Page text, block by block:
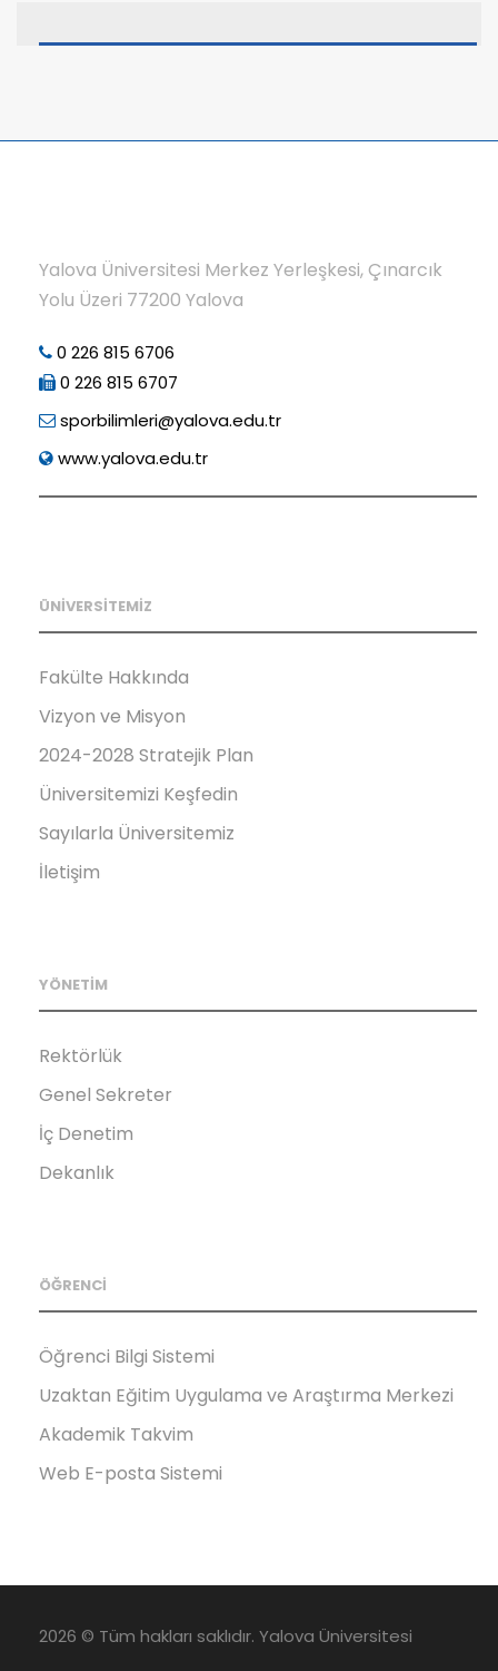
Yalova Üniversitesi Merkez Yerleşkesi, Çınarcık
Yolu Üzeri 77200 Yalova
0 226 815 6706
0 226 815 6707
sporbilimleri@yalova.edu.tr
www.yalova.edu.tr
ÜNİVERSİTEMİZ
Fakülte Hakkında
Vizyon ve Misyon
2024-2028 Stratejik Plan
Üniversitemizi Keşfedin
Sayılarla Üniversitemiz
İletişim
YÖNETİM
Rektörlük
Genel Sekreter
İç Denetim
Dekanlık
ÖĞRENCİ
Öğrenci Bilgi Sistemi
Uzaktan Eğitim Uygulama ve Araştırma Merkezi
Akademik Takvim
Web E-posta Sistemi
2026 © Tüm hakları saklıdır. Yalova Üniversitesi